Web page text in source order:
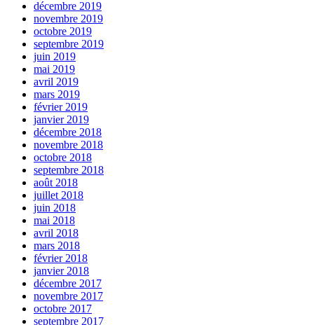
décembre 2019
novembre 2019
octobre 2019
septembre 2019
juin 2019
mai 2019
avril 2019
mars 2019
février 2019
janvier 2019
décembre 2018
novembre 2018
octobre 2018
septembre 2018
août 2018
juillet 2018
juin 2018
mai 2018
avril 2018
mars 2018
février 2018
janvier 2018
décembre 2017
novembre 2017
octobre 2017
septembre 2017